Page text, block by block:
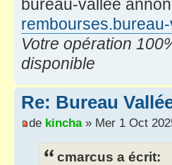
bureau-vallee
Votre opération
disponible
Re: Bureau
de kincha» Mer 1 Oct
cmarcus a écrit: